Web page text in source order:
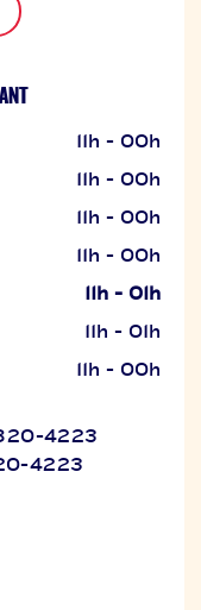
11h - 00h
11h - 00h
11h - 00h
11h - 00h
11h - 01h
11h - 01h
11h - 00h
4223
4223